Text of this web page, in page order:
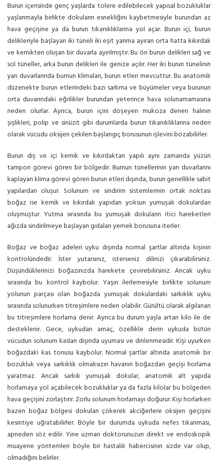
Burun içerisinde genç yaşlarda tolere edilebilecek yapısal bozukluklar
yaşlanmayla birlikte dokuların esnekliğini kaybetmesiyle burundan az
hava geçişine ya da burun tıkanıklıklarına yol açar. Burun içi, burun
delikleriyle başlayan iki tüneli iki eşit yarıma ayıran orta hatta kıkırdak
ve kemikten oluşan bir duvarla ayırılmıştır. Bu ön burun delikleri sağ ve
sol tüneller, arka burun delikleri ile genize açılır. Her iki burun tünelinin
yan duvarlarında burnun klimaları, burun etleri mevcuttur. Bu anatomik
düzenekte burun etlerindeki bazı sarkma ve büyümeler veya burunun
orta duvarındaki eğrilikler burundan yeterince hava solunamamasına
neden olurlar. Ayrıca, burun içini döşeyen mukoza denen halının
şişlikleri, polip ve sinüzit gibi durumlarda burun tıkanıklıklarına neden
olarak vücudu oksijen çekilen başlangıç borusunun işlevini bozabilirler.
Burun dış ve içi kemik ve kıkırdaktan yapılı aynı zamanda yüzün
tampon görevi gören bir bölgedir. Burnun tünellerinin yan duvarlarını
kaplayan klima görevi gören burun etleri dışında, burun genellikle sabit
yapılardan oluşur. Solunum ve sindirim sistemlerinin ortak noktası
boğaz ise kemik ve kıkırdak yapıdan yoksun yumuşak dokulardan
oluşmuştur. Yutma sırasında bu yumuşak dokuların itici hareketleri
ağızda sindirilmeye başlayan gıdaları yemek borusuna iterler.
Boğaz ve boğaz adeleri uyku dışında normal şartlar altında kişinin
kontrolündedir. İster yutarsınız, isterseniz dilinizi çıkarabilirsiniz.
Düşündüklerinizi boğazınızda harekete çevirebilirsiniz. Ancak uyku
sırasında bu kontrol kaybolur. Yaşın ilerlemesiyle birlikte solunum
yolunun parçası olan boğazda yumuşak dokulardaki sarkıklık uyku
sırasında solunurken titreşimlere neden olabilir. Gürültü olarak algılanan
bu titreşimlere horlama denir. Ayrıca bu durum yaşla artan kilo ile de
desteklenir. Gece, uykudan amaç, özellikle derin uykuda bütün
vücudun solunum kasları dışında uyuması ve dinlenmesidir. Kişi uyurken
boğazdaki kas tonusu kaybolur. Normal şartlar altında anatomik bir
bozukluk veya sarkıklık olmaksızın havanın boğazdan geçişi horlama
yaratmaz. Ancak sarkık yumuşak dokular, anatomik alt yapıda
horlamaya yol açabilecek bozukluklar ya da fazla kilolar bu bölgeden
hava geçişini zorlaştırır. Zorlu solunum horlamayı doğurur. Kişi horlarken
bazen boğaz bölgesi dokuları çökerek akciğerlere oksijen geçişini
kesintiye uğratabilirler. Böyle bir durumda uykuda nefes tıkanması,
apneden söz edilir. Yine uzman doktorunuzun direkt ve endoskopik
muayene yöntemleri böyle bir hastalık habercisinin sizde var olup,
olmadığını belirler.